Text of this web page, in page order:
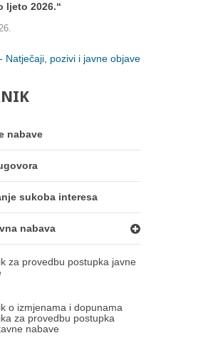
ljeto 2026.“
Natječaji, pozivi i javne objave
nabave
sukoba interesa
nabava
za provedbu postupka javne
o izmjenama i dopunama
za provedbu postupka
nabave